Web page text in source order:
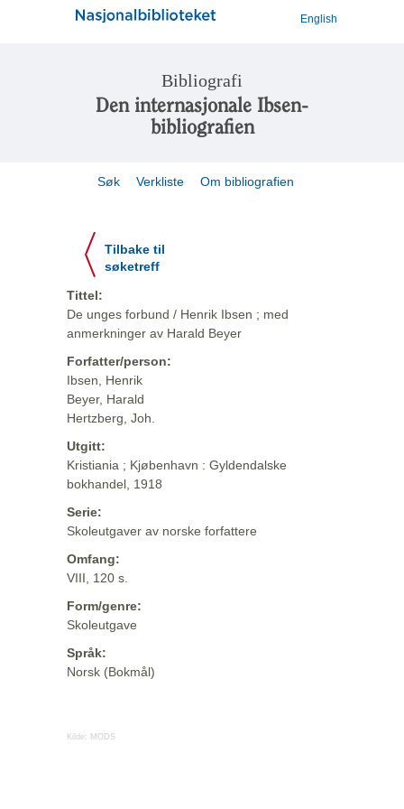
English
Bibliografi
Den internasjonale Ibsen-
bibliografien
Søk Verkliste Om bibliografien
Tilbake til
søketreff
Tittel:
De unges forbund / Henrik Ibsen ; med
anmerkninger av Harald Beyer
Forfatter/person:
Ibsen, Henrik
Beyer, Harald
Hertzberg, Joh.
Utgitt:
Kristiania ; Kjøbenhavn : Gyldendalske
bokhandel, 1918
Serie:
Skoleutgaver av norske forfattere
Omfang:
VIII, 120 s.
Form/genre:
Skoleutgave
Språk:
Norsk (Bokmål)
Kilde: MODS